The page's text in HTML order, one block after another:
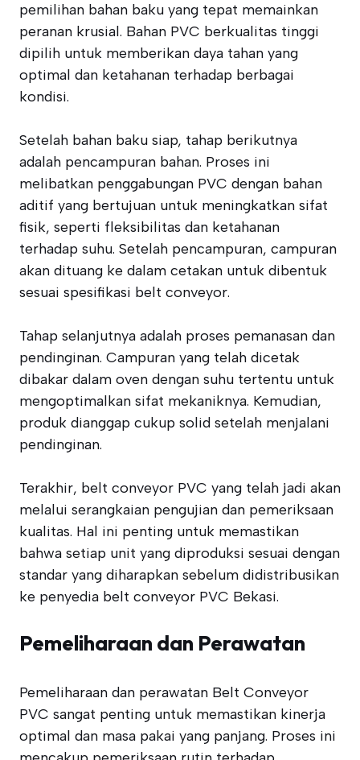
pemilihan bahan baku yang tepat memainkan
peranan krusial. Bahan PVC berkualitas tinggi
dipilih untuk memberikan daya tahan yang
optimal dan ketahanan terhadap berbagai
kondisi.
Setelah bahan baku siap, tahap berikutnya
adalah pencampuran bahan. Proses ini
melibatkan penggabungan PVC dengan bahan
aditif yang bertujuan untuk meningkatkan sifat
fisik, seperti fleksibilitas dan ketahanan
terhadap suhu. Setelah pencampuran, campuran
akan dituang ke dalam cetakan untuk dibentuk
sesuai spesifikasi belt conveyor.
Tahap selanjutnya adalah proses pemanasan dan
pendinginan. Campuran yang telah dicetak
dibakar dalam oven dengan suhu tertentu untuk
mengoptimalkan sifat mekaniknya. Kemudian,
produk dianggap cukup solid setelah menjalani
pendinginan.
Terakhir, belt conveyor PVC yang telah jadi akan
melalui serangkaian pengujian dan pemeriksaan
kualitas. Hal ini penting untuk memastikan
bahwa setiap unit yang diproduksi sesuai dengan
standar yang diharapkan sebelum didistribusikan
ke penyedia belt conveyor PVC Bekasi.
Pemeliharaan dan Perawatan
Pemeliharaan dan perawatan Belt Conveyor
PVC sangat penting untuk memastikan kinerja
optimal dan masa pakai yang panjang. Proses ini